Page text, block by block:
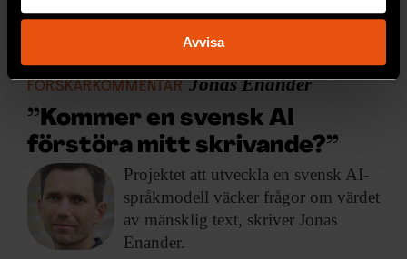
Ta reda på mer om hur dina personliga uppgifter
helst från cookie-förklaringen.
Vi använder enhetsidentifierare för att anpassa innehållet
och annonserna till användarna, tillhandahålla funktioner
för sociala medier och analysera vår trafik. Vi
vidarebefordrar även sådana identifierare och annan
information från din enhet till de sociala medier och
annons- och analysföretag som vi samarbetar med.
Dessa kan i sin tur kombinera informationen med annan
Avvisa
FORSKARKOMMENTAR Jonas Enander
”Kommer en svensk AI
förstöra mitt skrivande?”
Projektet att utveckla en svensk AI-
språkmodell väcker frågor om värdet
av mänsklig text, skriver Jonas
Enander.